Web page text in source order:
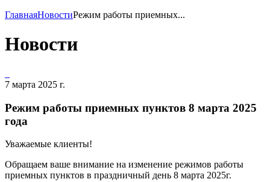
ГлавнаяНовостиРежим работы приемных...
Новости
7 марта 2025 г.
Режим работы приемных пунктов 8 марта 2025
года
Уважаемые клиенты!
Обращаем ваше внимание на изменение режимов работы
приемных пунктов в праздничный день 8 марта 2025г.